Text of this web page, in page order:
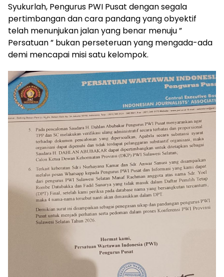
Syukurlah, Pengurus PWI Pusat dengan segala
pertimbangan dan cara pandang yang obyektif
telah menunjukan jalan yang benar menuju ”
Persatuan ” bukan perseteruan yang mengada-ada
demi mencapai misi satu kelompok.